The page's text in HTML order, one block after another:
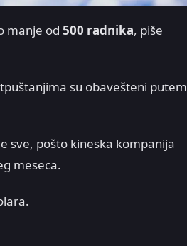
manje od 500 radnika, piše
su obavešteni putem
sve, pošto kineska kompanija
meseca.